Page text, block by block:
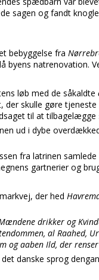
sagen og fandt
bebyggelse fra
byens natrenovation.
løb med de såkaldte
der skulle gøre
til at
ud i dybe
fra latrinen
gartnerier og
der hed
drikker og
al Raahed,
og aaben Ild, der
danske sprog